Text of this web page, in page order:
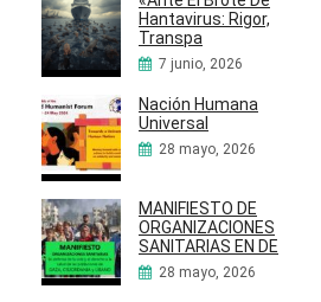
Hantavirus: Rigor,
Transpa
7 junio, 2026
Nación Humana
Universal
28 mayo, 2026
MANIFIESTO DE
ORGANIZACIONES
SANITARIAS EN DE
28 mayo, 2026